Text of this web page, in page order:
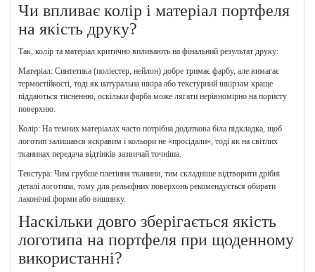
Чи впливає колір і матеріал портфеля
на якість друку?
Так, колір та матеріал критично впливають на фінальний результат друку:
Матеріал: Синтетика (поліестер, нейлон) добре тримає фарбу, але вимагає
термостійкості, тоді як натуральна шкіра або текстурний шкірзам краще
піддаються тисненню, оскільки фарба може лягати нерівномірно на пористу
поверхню.
Колір: На темних матеріалах часто потрібна додаткова біла підкладка, щоб
логотип залишався яскравим і кольори не «просідали», тоді як на світлих
тканинах передача відтінків зазвичай точніша.
Текстура: Чим грубше плетіння тканини, тим складніше відтворити дрібні
деталі логотипа, тому для рельєфних поверхонь рекомендується обирати
лаконічні форми або вишивку.
Наскільки довго зберігається якість
логотипа на портфеля при щоденному
використанні?